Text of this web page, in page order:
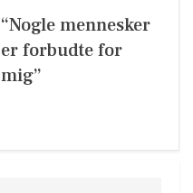
“Nogle mennesker
er forbudte for
mig”